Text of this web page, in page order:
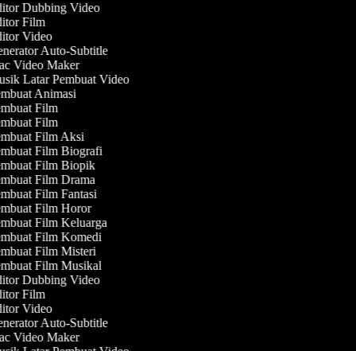
Dubbing Video
Film
Video
Auto-Subtitle
Video Maker
Latar Pembuat Video
Animasi
Film
Film
Film Aksi
Film Biografi
Film Biopik
Film Drama
Film Fantasi
Film Horor
Film Keluarga
Film Komedi
Film Misteri
Film Musikal
Dubbing Video
Film
Video
Auto-Subtitle
Video Maker